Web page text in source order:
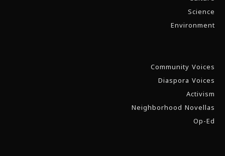
Science
Environment
Community Voices
Diaspora Voices
Activism
Neighborhood Novellas
Op-Ed